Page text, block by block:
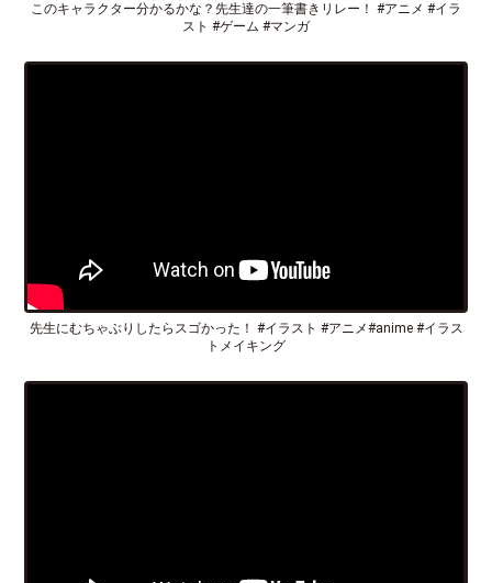
このキャラクター分かるかな？先生達の一筆書きリレー！ #アニメ #イラ
スト #ゲーム #マンガ
先生にむちゃぶりしたらスゴかった！ #イラスト #アニメ#anime #イラス
トメイキング